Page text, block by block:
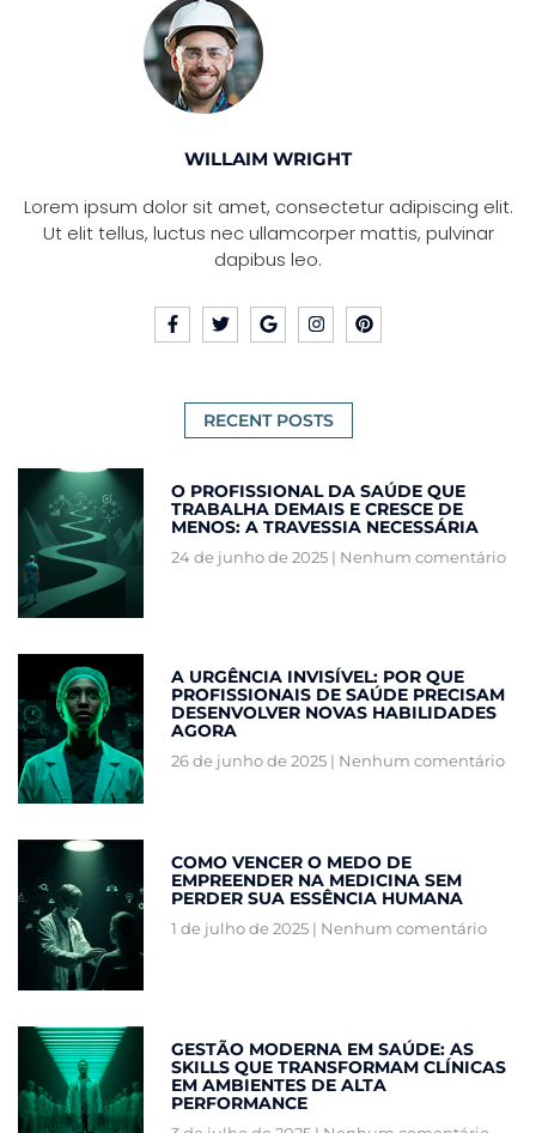
WILLAIM WRIGHT
Lorem ipsum dolor sit amet, consectetur adipiscing elit.
Ut elit tellus, luctus nec ullamcorper mattis, pulvinar
dapibus leo.
RECENT POSTS
O PROFISSIONAL DA SAÚDE QUE
TRABALHA DEMAIS E CRESCE DE
MENOS: A TRAVESSIA NECESSÁRIA
24 de junho de 2025 Nenhum comentário
A URGÊNCIA INVISÍVEL: POR QUE
PROFISSIONAIS DE SAÚDE PRECISAM
DESENVOLVER NOVAS HABILIDADES
AGORA
26 de junho de 2025 Nenhum comentário
COMO VENCER O MEDO DE
EMPREENDER NA MEDICINA SEM
PERDER SUA ESSÊNCIA HUMANA
1 de julho de 2025 Nenhum comentário
GESTÃO MODERNA EM SAÚDE: AS
SKILLS QUE TRANSFORMAM CLÍNICAS
EM AMBIENTES DE ALTA
PERFORMANCE